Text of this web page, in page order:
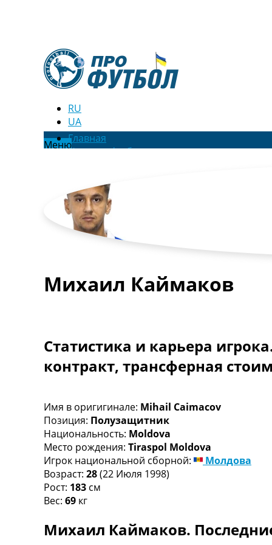
RU
UA
МенюГлавная
Новости футбола
Новости футбола Украины
Последние комментарии
Конкурс прогнозов
Логин
Рейтинги
Турниры
Англия. Премьер Лига
Испания. Ла Лига
Другие Турниры >>>
Таблицы групп Чемпионата Мира
Украина. Премьер-Лига
Украина. Первая Лига
Лига Чемпионов. Таблицы групп
Англия. Премьер-Лига
Испания. Ла Лига
Все таблицы >>>
Рейтинги
Рейтинг клубов УЕФА
Рейтинг ФИФА
Михаил Каймаков
Статистика и карьера
контракт, трансферная
Имя в оригигинале: Mihail Caimacov
Позиция: Полузащитник
Национальность: Moldova
Место рождения: Tiraspol Moldova
Игрок национальной сборной:
Молдова
Возраст: 28(22 Июля 1998)
Рост: 183 см
Вес: 69 кг
Михаил Каймаков.